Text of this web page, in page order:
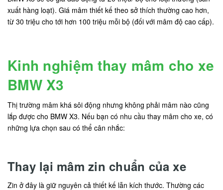
xuất hàng loạt). Giá mâm thiết kế theo sở thích thường cao hơn,
từ 30 triệu cho tới hơn 100 triệu mỗi bộ (đối với mâm độ cao cấp).
Kinh nghiệm thay mâm cho xe
BMW X3
Thị trường mâm khá sôi động nhưng không phải mâm nào cũng
lắp được cho BMW X3. Nếu bạn có nhu cầu thay mâm cho xe, có
những lựa chọn sau có thể cân nhắc:
Thay lại mâm zin chuẩn của xe
Zin ở đây là giữ nguyên cả thiết kế lẫn kích thước. Thường các